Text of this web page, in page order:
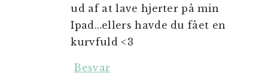
ud af at lave hjerter på min
Ipad…ellers havde du fået en
kurvfuld <3
Besvar